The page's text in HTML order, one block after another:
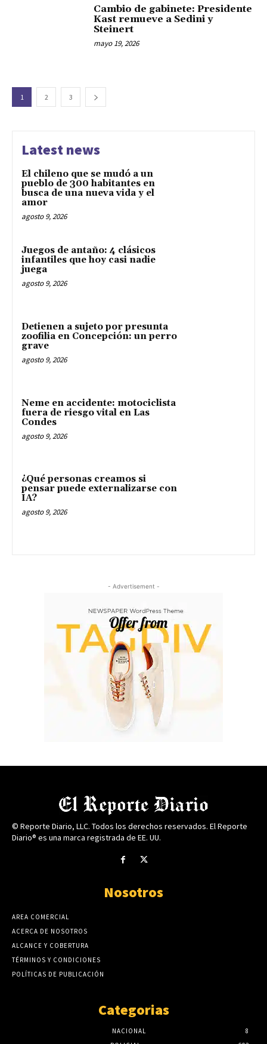
Cambio de gabinete: Presidente
Kast remueve a Sedini y
Steinert
mayo 19, 2026
1 2 3
Latest news
El chileno que se mudó a un
pueblo de 300 habitantes en
busca de una nueva vida y el
amor
agosto 9, 2026
Juegos de antaño: 4 clásicos
infantiles que hoy casi nadie
juega
agosto 9, 2026
Detienen a sujeto por presunta
zoofilia en Concepción: un perro
grave
agosto 9, 2026
Neme en accidente: motociclista
fuera de riesgo vital en Las
Condes
agosto 9, 2026
¿Qué personas creamos si
pensar puede externalizarse con
IA?
agosto 9, 2026
- Advertisement -
© Reporte Diario, LLC. Todos los derechos reservados. El Reporte
Diario® es una marca registrada de EE. UU.
Nosotros
AREA COMERCIAL
ACERCA DE NOSOTROS
ALCANCE Y COBERTURA
TÉRMINOS Y CONDICIONES
POLÍTICAS DE PUBLICACIÓN
Categorias
NACIONAL
8